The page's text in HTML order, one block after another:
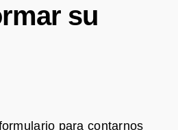
su
para contarnos